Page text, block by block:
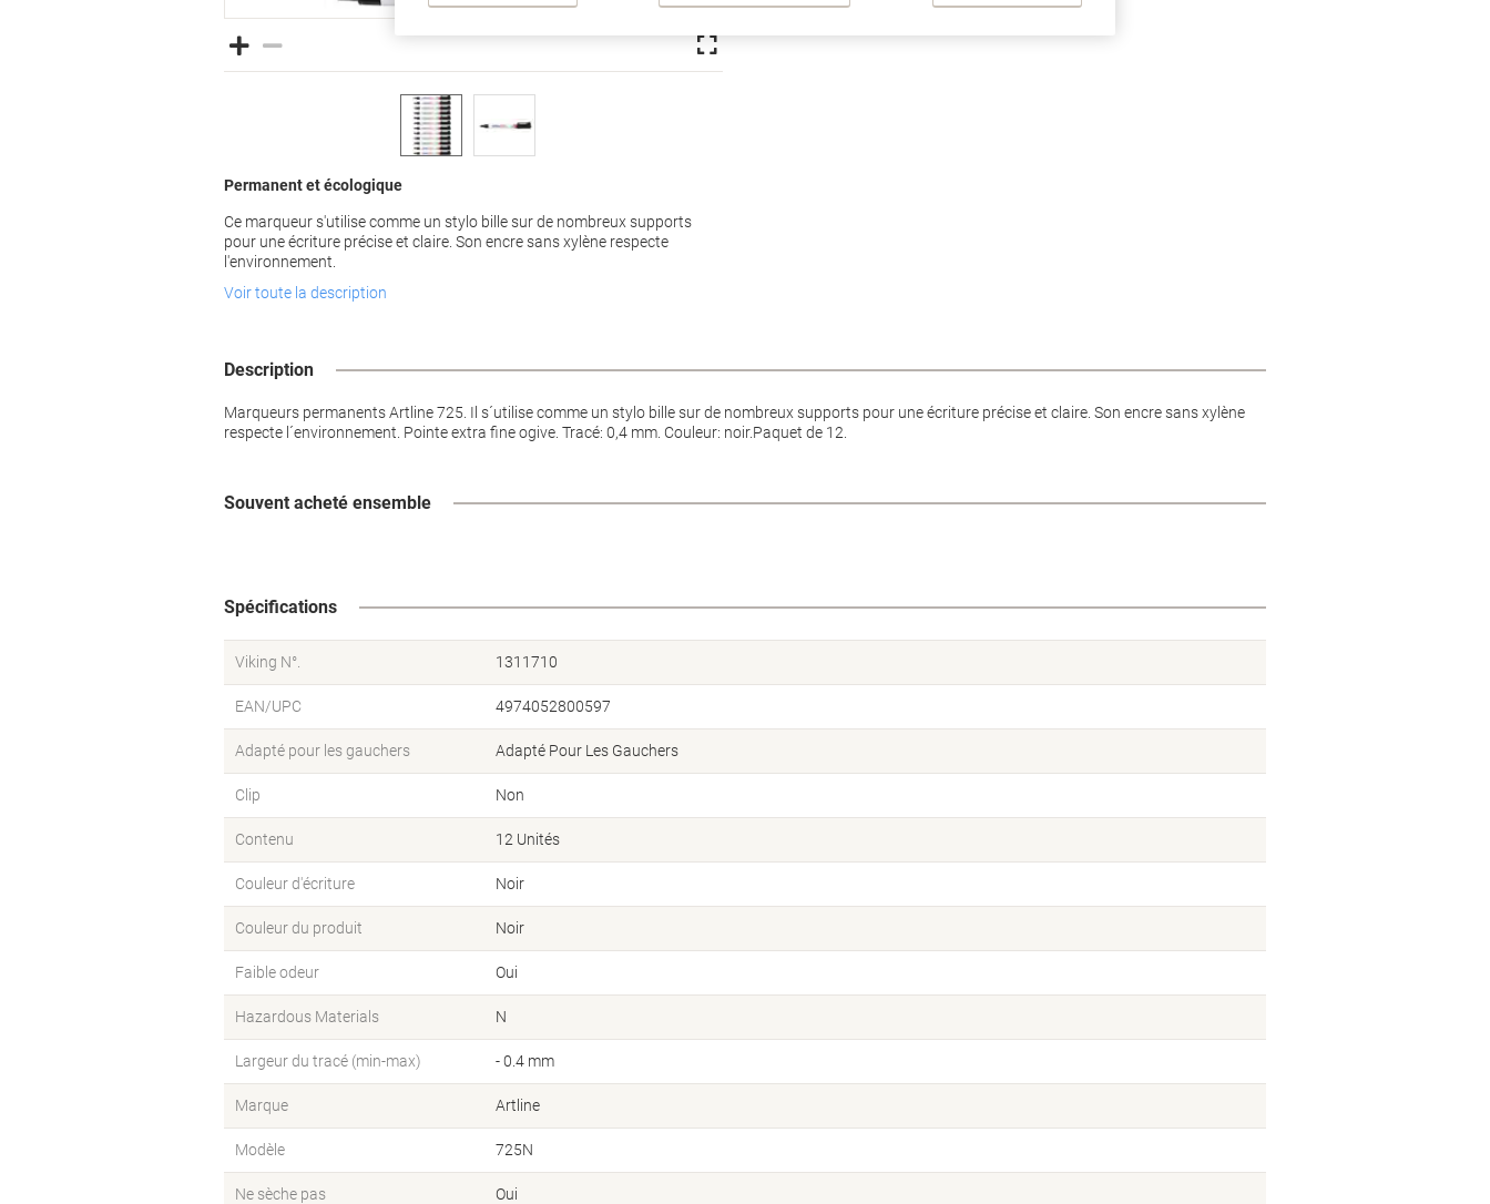
Permanent et écologique
Ce marqueur s'utilise comme un stylo bille sur de nombreux supports
pour une écriture précise et claire. Son encre sans xylène respecte
l'environnement.
Voir toute la description
Description
Marqueurs permanents Artline 725. Il s´utilise comme un stylo bille sur de nombreux supports pour une écriture précise et claire. Son encre sans xylène
respecte l´environnement. Pointe extra fine ogive. Tracé: 0,4 mm. Couleur: noir.Paquet de 12.
Souvent acheté ensemble
Spécifications
Viking N°. 1311710
EAN/UPC 4974052800597
Adapté pour les gauchers Adapté Pour Les Gauchers
Clip Non
Contenu 12 Unités
Couleur d'écriture Noir
Couleur du produit Noir
Faible odeur Oui
Hazardous Materials N
Largeur du tracé (min-max) - 0.4 mm
Marque Artline
Modèle 725N
Ne sèche pas Oui